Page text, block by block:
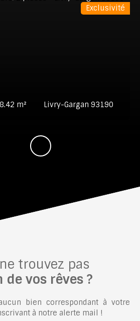
m² Livry-Gargan 93190
Exclusivité
trouvez pas
de vos rêves ?
bien correspondant à votre
à notre alerte mail !